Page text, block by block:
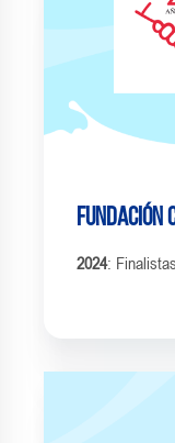
Fundación
2024: